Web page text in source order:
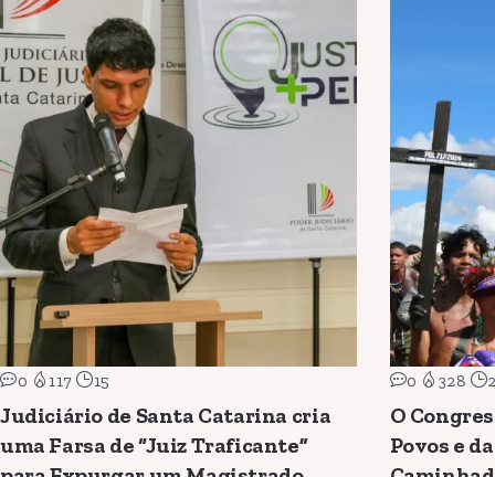
0 117 15
Judiciário de Santa Catarina cria
uma Farsa de “Juiz Traficante”
0 328
O
Povos e